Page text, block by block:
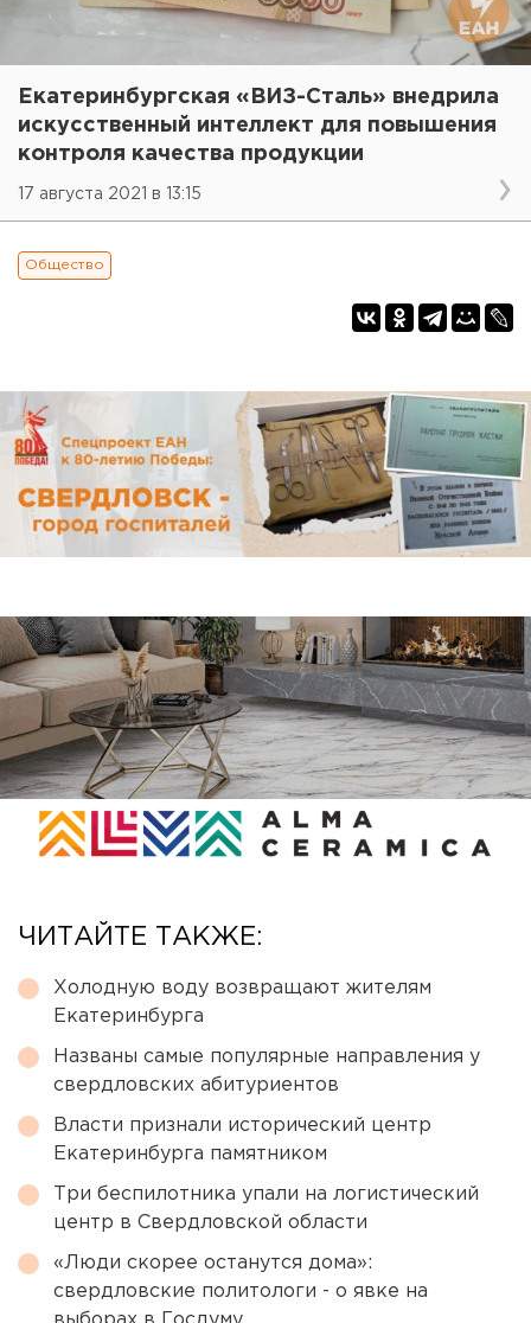
Екатеринбургская «ВИЗ-Сталь» внедрила
искусственный интеллект для повышения
контроля качества продукции
17 августа 2021 в 13:15
Общество
ЧИТАЙТЕ ТАКЖЕ:
Холодную воду возвращают жителям
Екатеринбурга
Названы самые популярные направления у
свердловских абитуриентов
Власти признали исторический центр
Екатеринбурга памятником
Три беспилотника упали на логистический
центр в Свердловской области
«Люди скорее останутся дома»:
свердловские политологи - о явке на